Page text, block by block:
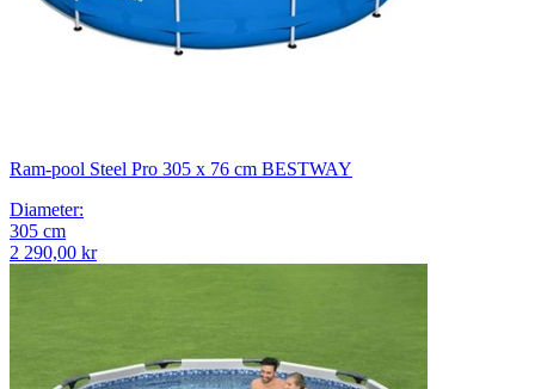
Ram-pool Steel Pro 305 x 76 cm BESTWAY
Diameter:
305 cm
2 290,00 kr